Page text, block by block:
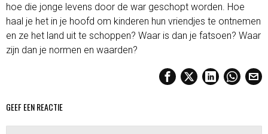
hoe die jonge levens door de war geschopt worden. Hoe
haal je het in je hoofd om kinderen hun vriendjes te ontnemen
en ze het land uit te schoppen? Waar is dan je fatsoen? Waar
zijn dan je normen en waarden?
GEEF EEN REACTIE